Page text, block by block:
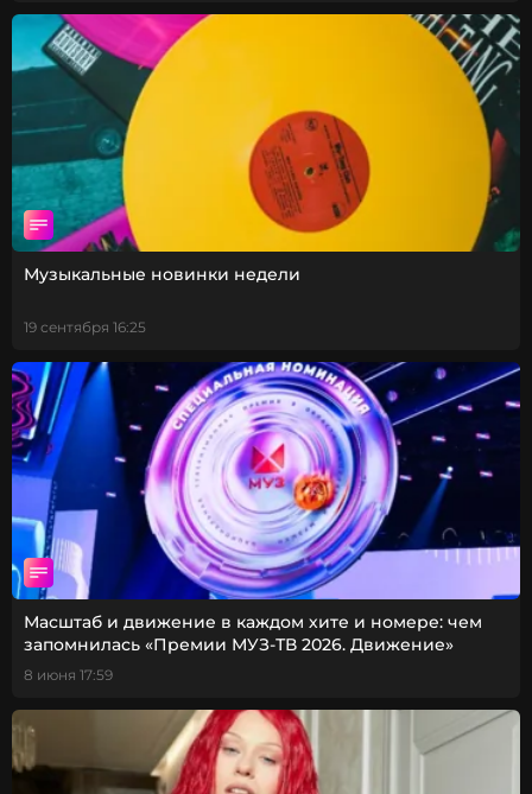
Музыкальные новинки недели
19 сентября 16:25
Масштаб и движение в каждом хите и номере: чем
запомнилась «Премии МУЗ-ТВ 2026. Движение»
8 июня 17:59